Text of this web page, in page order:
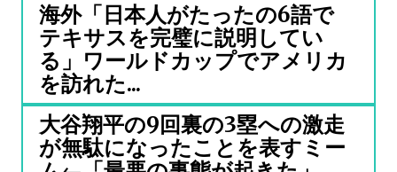
海外「日本人がたったの6語で
テキサスを完璧に説明してい
る」ワールドカップでアメリカ
を訪れた...
大谷翔平の9回裏の3塁への激走
が無駄になったことを表すミー